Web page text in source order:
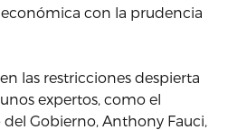
con la prudencia
las restricciones despierta
expertos, como el
Gobierno, Anthony Fauci,